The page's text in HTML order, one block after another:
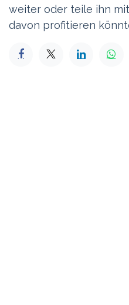
weiter oder teile ihn
davon profitieren